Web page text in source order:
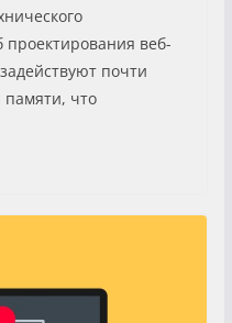
проектирования веб-
почти
что